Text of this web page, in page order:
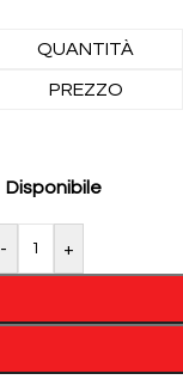
QUANTITÀ
PREZZO
Disponibile
- +